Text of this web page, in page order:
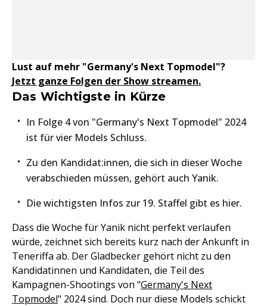
Lust auf mehr "Germany's Next Topmodel"?
Jetzt ganze Folgen der Show streamen.
Das Wichtigste in Kürze
In Folge 4 von "Germany's Next Topmodel" 2024
ist für vier Models Schluss.
Zu den Kandidat:innen, die sich in dieser Woche
verabschieden müssen, gehört auch Yanik.
Die wichtigsten Infos zur 19. Staffel gibt es hier.
Dass die Woche für Yanik nicht perfekt verlaufen
würde, zeichnet sich bereits kurz nach der Ankunft in
Teneriffa ab. Der Gladbecker gehört nicht zu den
Kandidatinnen und Kandidaten, die Teil des
Kampagnen-Shootings von "Germany's Next
Topmodel" 2024 sind. Doch nur diese Models schickt